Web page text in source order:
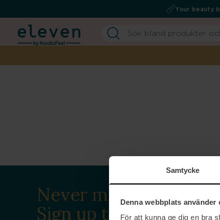
Samtycke
Denna webbplats använder
För att kunna ge dig en bra
Your beauty
Never miss a beat.
Sign up to our